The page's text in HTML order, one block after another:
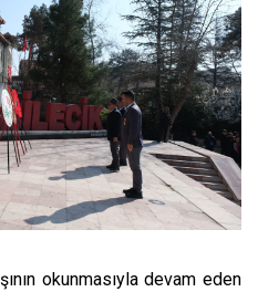
okunmasıyla devam eden